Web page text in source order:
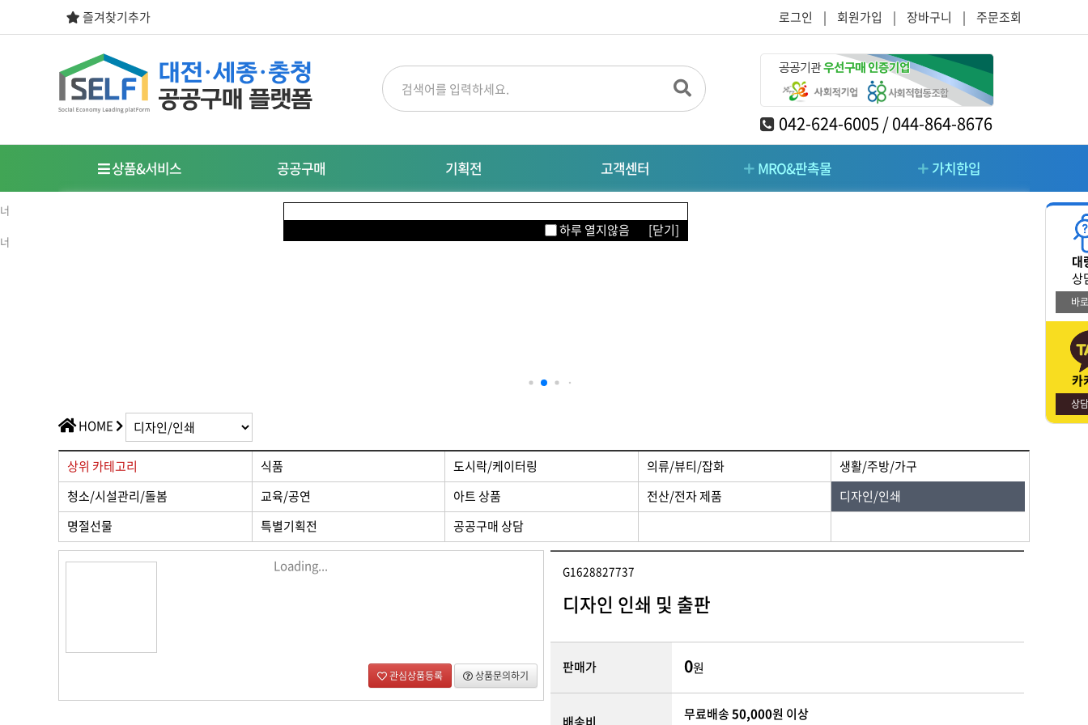
즐겨찾기추가 로그인 | 회원가입 | 장바구니 | 주문조회
042-624-6005 / 044-864-8676
상품&서비스 공공구매
우선구매제도
사회적경제기업이란?
기획전
명절선물
특별기획전
고객센터
공지사항
대량주문문의
MRO&판촉물 가치한입
가치플러스
HOME
상위 카테고리 식품 도시락/케이터링 의류/뷰티/잡화
생활/주방/가구
청소/시설관리/돌봄
교육/공연 아트 상품 전산/전자 제품
디자인/인쇄
명절선물
특별기획전 공공구매 상담
Loading...
관심상품등록 상품문의하기
G1628827737
디자인 인쇄 및 출판
판매가 0원
무료배송50,000원 이상
대
상
바
카
상
하루 열지않음 [닫기]